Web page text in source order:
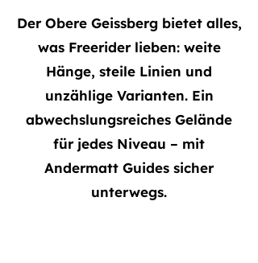
Der Obere Geissberg bietet alles,
was Freerider lieben: weite
Hänge, steile Linien und
unzählige Varianten. Ein
abwechslungsreiches Gelände
für jedes Niveau – mit
Andermatt Guides sicher
unterwegs.